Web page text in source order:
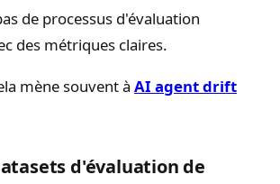
de processus d'évaluation
des métriques claires.
mène souvent à AI agent drift
d'évaluation de